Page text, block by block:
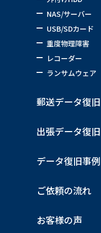
NAS/サーバー
USB/SDカード
重度物理障害
レコーダー
ランサムウェア
郵送データ復旧
出張データ復旧
データ復旧事例
ご依頼の流れ
お客様の声